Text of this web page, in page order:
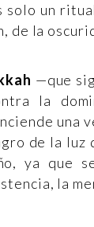
solo un
de la
—que
la
una
de la luz
ya que
la